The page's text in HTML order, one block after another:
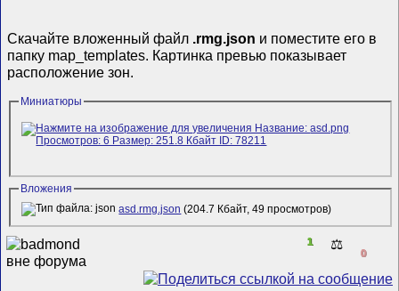
Скачайте вложенный файл .rmg.json и поместите его в
папку map_templates. Картинка превью показывает
расположение зон.
Миниатюры
Вложения
asd.rmg.json (204.7 Кбайт, 49 просмотров)
1 ⚖️
0